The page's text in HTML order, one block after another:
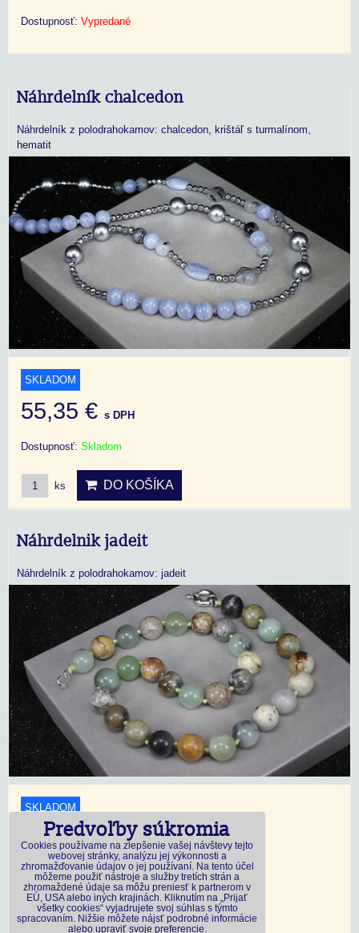
Dostupnosť: Vypredané
Náhrdelník chalcedon
Náhrdelník z polodrahokamov: chalcedon, krištáľ s turmalínom,
hematit
SKLADOM
55,35 € s DPH
Dostupnosť: Skladom
ks DO KOŠÍKA
Náhrdelnik jadeit
Náhrdelník z polodrahokamov: jadeit
SKLADOM
18,45 €s DPH
Dostupnosť:Skladom
ks DO KOŠÍKA
Predvoľby súkromia
Cookies používame na zlepšenie vašej návštevy tejto
webovej stránky, analýzu jej výkonnosti a
zhromažďovanie údajov o jej používaní. Na tento účel
môžeme použiť nástroje a služby tretích strán a
zhromaždené údaje sa môžu preniesť k partnerom v
EÚ, USA alebo iných krajinách. Kliknutím na „Prijať
všetky cookies“ vyjadrujete svoj súhlas s týmto
spracovaním. Nižšie môžete nájsť podrobné informácie
alebo upraviť svoje preferencie.